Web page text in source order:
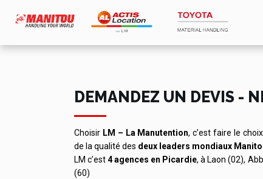
DEMANDEZ UN DEVIS -
Choisir LM – La Manutention, c’est faire le
de la qualité des deux leaders mondiaux
LM c’est4 agences en Picardie, à Laon (02),
(60)